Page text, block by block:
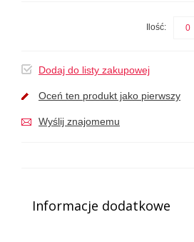
Ilość:
Dodaj do listy zakupowej
Oceń ten produkt jako pierwszy
Wyślij znajomemu
Informacje dodatkowe